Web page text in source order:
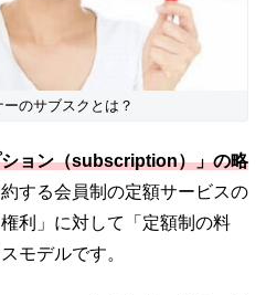
のサブスクとは？
ョン（subscription）」の略
する会員制の定額サービスの
利」に対して「定額制の料
モデルです。